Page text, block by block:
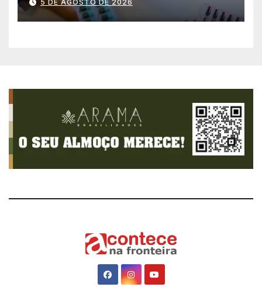
aplicativo da Prefeitura
5 DE AGOSTO DE 2026